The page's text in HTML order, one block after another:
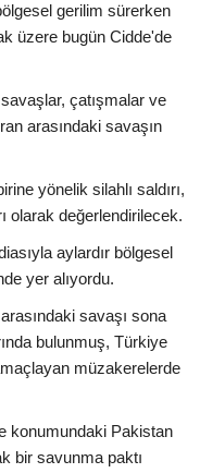
gerilim sürerken
üzere bugün Cidde'de
çatışmalar ve
arasındaki savaşın
yönelik silahlı saldırı,
olarak değerlendirilecek.
aylardır bölgesel
yer alıyordu.
savaşı sona
bulunmuş, Türkiye
müzakerelerde
konumundaki Pakistan
bir savunma paktı